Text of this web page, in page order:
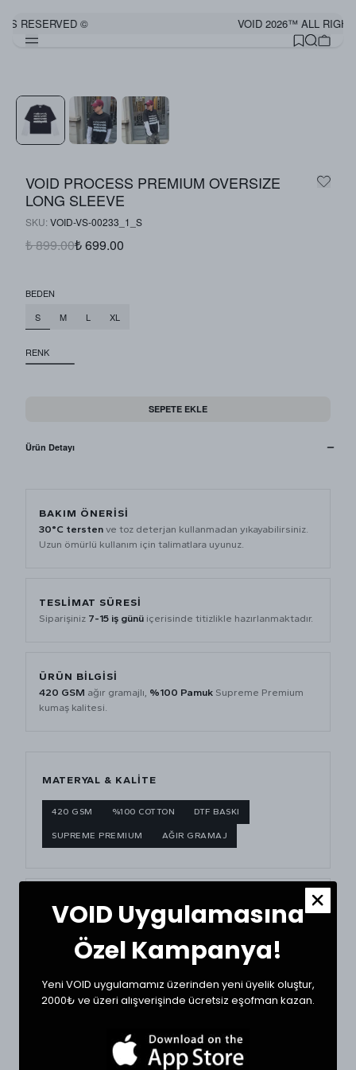
RESERVED © VOID 2026™ ALL
VOID PROCESS PREMIUM OVERSIZE
LONG SLEEVE
SKU: VOID-VS-00233_1_S
₺ 899.00₺ 699.00
BEDEN
S
M L XL
RENK
SEPETE EKLE
Ürün Detayı
BAKIM ÖNERISI
30°C tersten ve toz deterjan kullanmadan yıkayabilirsiniz.
Uzun ömürlü kullanım için talimatlara uyunuz.
TESLIMAT SÜRESI
Siparişiniz 7-15 iş günü içerisinde titizlikle hazırlanmaktadır.
ÜRÜN BILGISI
420 GSM ağır gramajlı, %100 Pamuk Supreme Premium
kumaş kalitesi.
MATERYAL & KALITE
420 GSM %100 COTTON DTF BASKI
SUPREME PREMIUM AĞIR GRAMAJ
BEDEN ÖLÇÜ TABLOSU
BEDEN GÖĞÜS (CM) BOY (CM)
Small 62 62
67
VOID Uygulamasına
Özel Kampanya!
Yeni VOID uygulamamız üzerinden yeni üyelik oluştur,
2000₺ ve üzeri alışverişinde ücretsiz eşofman kazan.